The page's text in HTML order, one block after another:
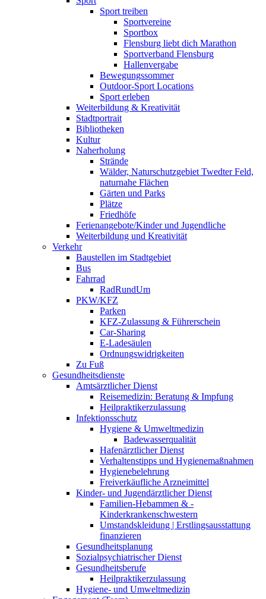
Sport treiben
Sportvereine
Sportbox
Flensburg liebt dich Marathon
Sportverband Flensburg
Hallenvergabe
Bewegungssommer
Outdoor-Sport Locations
Sport erleben
Weiterbildung & Kreativität
Stadtportrait
Bibliotheken
Kultur
Naherholung
Strände
Wälder, Naturschutzgebiet Twedter Feld,
naturnahe Flächen
Gärten und Parks
Plätze
Friedhöfe
Ferienangebote/Kinder und Jugendliche
Weiterbildung und Kreativität
Verkehr
Baustellen im Stadtgebiet
Bus
Fahrrad
RadRundUm
PKW/KFZ
Parken
KFZ-Zulassung & Führerschein
Car-Sharing
E-Ladesäulen
Ordnungswidrigkeiten
Zu Fuß
Gesundheitsdienste
Amtsärztlicher Dienst
Reisemedizin: Beratung & Impfung
Heilpraktikerzulassung
Infektionsschutz
Hygiene & Umweltmedizin
Badewasserqualität
Hafenärztlicher Dienst
Verhaltenstipps und Hygienemaßnahmen
Hygienebelehrung
Freiverkäufliche Arzneimittel
Kinder- und Jugendärztlicher Dienst
Familien-Hebammen & -
Kinderkrankenschwestern
Umstandskleidung | Erstlingsausstattung
finanzieren
Gesundheitsplanung
Sozialpsychiatrischer Dienst
Gesundheitsberufe
Heilpraktikerzulassung
Hygiene- und Umweltmedizin